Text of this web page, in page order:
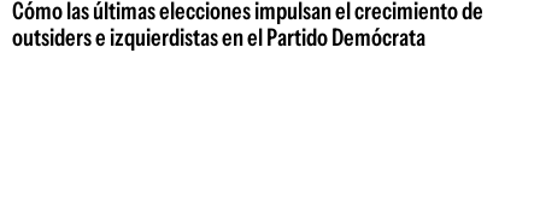
Cómo las últimas elecciones impulsan el crecimiento de
outsiders e izquierdistas en el Partido Demócrata